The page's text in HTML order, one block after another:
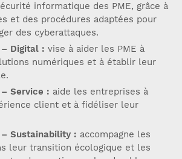
informatique des PME, grâce à
et des procédures adaptées pour
des cyberattaques.
– Digital : vise à aider les PME à
numériques et à établir leur
Service : aide les entreprises à
client et à fidéliser leur
– Sustainability : accompagne les
leur transition écologique et les